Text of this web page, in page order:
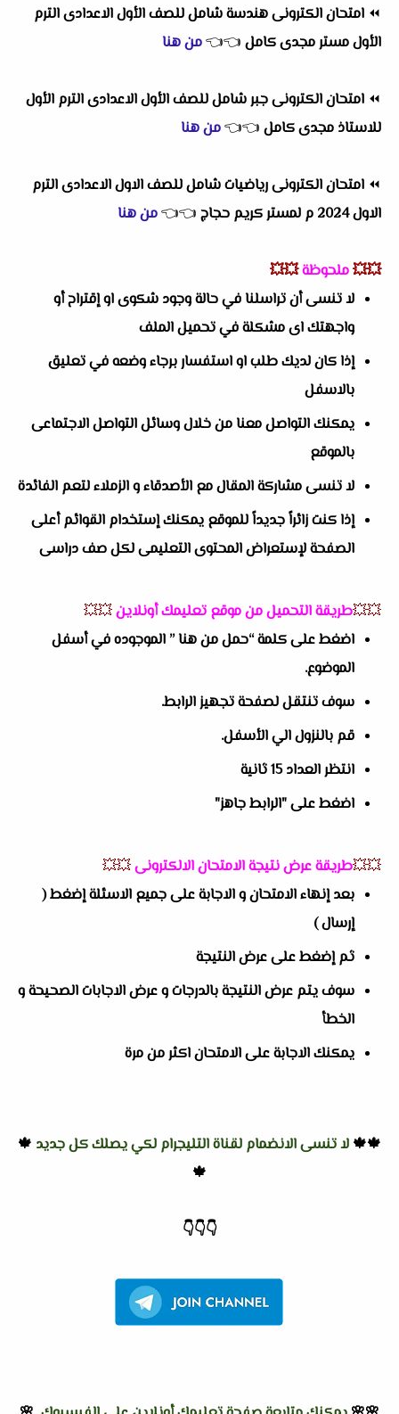
⏪ امتحان الكترونى هندسة شامل للصف الأول الاعدادى الترم
الأول مستر مجدى كامل 👈
👈من هنا
⏪ امتحان الكترونى جبر شامل للصف الأول الاعدادى الترم الأول
للاستاذ مجدى كامل 👈
👈من هنا
⏪ امتحان الكترونى رياضيات شامل للصف الاول الاعدادى الترم
الاول 2024 م لمستر كريم حجاج
👈
👈من هنا
💥💥ملحوظة💥💥
لا تنسى أن تراسلنا في حالة وجود شكوى او إقتراح أو
واجهتك اى مشكلة في تحميل الملف
إذا كان لديك طلب او استفسار برجاء وضعه في تعليق
بالاسفل
يمكنك التواصل معنا من خلال وسائل التواصل الاجتماعى
بالموقع
لا تنسى مشاركة المقال مع الأصدقاء و الزملاء لتعم الفائدة
إذا كنت زائراً جديداً للموقع يمكنك إستخدام القوائم أعلى
الصفحة لإستعراض المحتوى التعليمى لكل صف دراسى
💥💥طريقة التحميل من موقع تعليمك أونلاين💥💥
اضغط على كلمة “حمل من هنا ” الموجوده في أسفل
الموضوع.
سوف تنتقل لصفحة تجهيز الرابط.
قم بالنزول الي الأسفل.
انتظر العداد 15 ثانية
اضغط على "الرابط جاهز"
💥💥طريقة عرض نتيجة الامتحان الالكترونى💥💥
بعد إنهاء الامتحان و الاجابة على جميع الاسئلة إضغط (
إرسال )
ثم إضغط على عرض النتيجة
سوف يتم عرض النتيجة بالدرجات و عرض الاجابات الصحيحة و
الخطأ
يمكنك الاجابة على الامتحان اكثر من مرة
🍁🍁 لا تنسى الانضمام لقناة التليجرام لكي يصلك كل جديد 🍁
🍁
👇
👇
👇